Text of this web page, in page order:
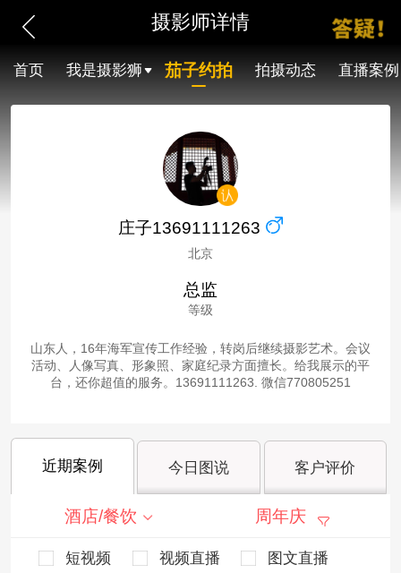
摄影师详情
首页 我是摄影狮 茄子约拍 拍摄动态 直播案例
庄子13691111263
北京
总监
等级
山东人，16年海军宣传工作经验，转岗后继续摄影艺术。会议
活动、人像写真、形象照、家庭纪录方面擅长。给我展示的平
台，还你超值的服务。13691111263. 微信770805251
近期案例 今日图说 客户评价
酒店/餐饮 周年庆
短视频 视频直播
图文直播